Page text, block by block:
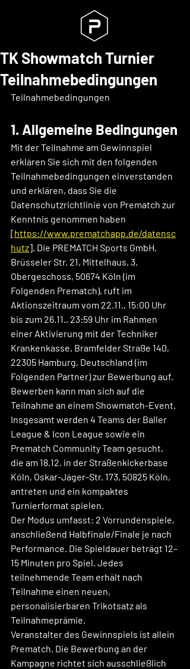
TK Showmatch Turnier
Teilnahmebedingungen
Teilnahmebedingungen
1. Allgemeine Bedingungen
Mit der Teilnahme am Gewinnspiel
erklären Sie sich mit den folgenden
Teilnahmebedingungen einverstanden
und erklären, dass Sie die
Datenschutzrichtlinie von Prematch zur
Kenntnis genommen haben
[https://www.prematchapp.de/datensc
hutz]. Die PREMATCH Sports GmbH,
Brüsseler Str. 21, Mittelhaus, 3.
Obergeschoss, 50674 Köln (im
Folgenden Prematch), ruft im
Aktionszeitraum vom 22.11., 15:00 Uhr
bis zum 26.11., 23:59 Uhr im Rahmen
einer Aktivierung mit der Techniker
Krankenkasse, Bramfelder Straße 140,
22305 Hamburg, Deutschland (im
Folgenden Partner) zur Bewerbung auf.
Bewerben kann man sich auf die
Teilnahme an einem Showmatch-Event.
Insgesamt werden 4 Teams der Baller
League & Icon League sowie ein
Prematch Community Team gesucht,
die am 18.12. in der Straßenkickerbase
Köln, Oskar-Jäger-Str. 173, 50825 Köln,
antreten und ein kompaktes
Turnierformat spielen.
Der Modus umfasst: 2 Vorrundenspiele,
anschließend Halbfinale/Finale je nach
Performance. Die Spieldauer beträgt 12–
15 Minuten pro Spiel. Jedes
teilnehmende Team erhält nach
Teilnahme einen neuen,
personalisierbaren Trikotsatz als
Teilnahmeprämie.
Veranstalter des Gewinnspiels ist allein
Prematch. Die Bewerbung an der
Kampagne richtet sich ausschließlich